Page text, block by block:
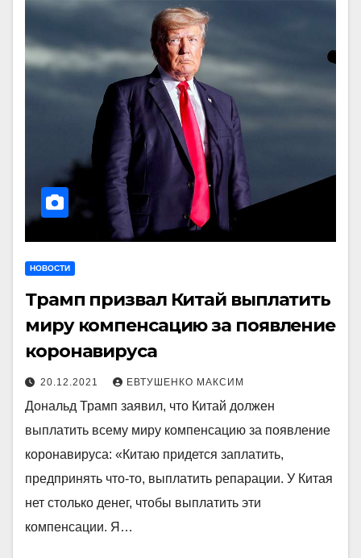
НОВОСТИ
Трамп призвал Китай выплатить
миру компенсацию за появление
коронавируса
20.12.2021 ЕВТУШЕНКО МАКСИМ
Дональд Трамп заявил, что Китай должен
выплатить всему миру компенсацию за появление
коронавируса: «Китаю придется заплатить,
предпринять что-то, выплатить репарации. У Китая
нет столько денег, чтобы выплатить эти
компенсации. Я…